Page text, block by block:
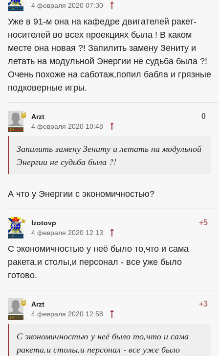
4 февраля 2020 07:30
Уже в 91-м она на кафедре двигателей ракет-
носителей во всех проекциях была ! В каком
месте она новая ?! Запилить замену Зениту и
летать на модульной Энергии не судьба была ?!
Очень похоже на саботаж,попил бабла и грязные
подковерные игры.
Arzt 0
4 февраля 2020 10:48
Запилить замену Зениту и летать на модульной
Энергии не судьба была ?!
А что у Энергии с экономичностью?
Izotovp +5
4 февраля 2020 12:13
С экономичностью у неё было то,что и сама
ракета,и столы,и персонал - все уже было
готово.
Arzt +3
4 февраля 2020 12:58
С экономичностью у неё было то,что и сама
ракета,и столы,и персонал - все уже было